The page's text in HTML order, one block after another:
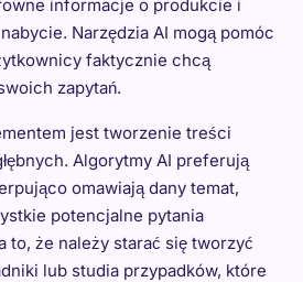
informacje o produkcie i
Narzędzia AI mogą pomóc
faktycznie chcą
zapytań.
jest tworzenie treści
Algorytmy AI preferują
omawiają dany temat,
potencjalne pytania
to, że należy starać się tworzyć
lub studia przypadków, które